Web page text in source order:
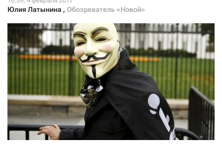
Юлия Латынина , Обозреватель «Новой»
я принимаю условия
ПОДЕЛИТЬСЯ С ДРУЗЬЯМИ
Если у вас есть вопросы, пишите donate@novayagazeta.ruили
звоните: